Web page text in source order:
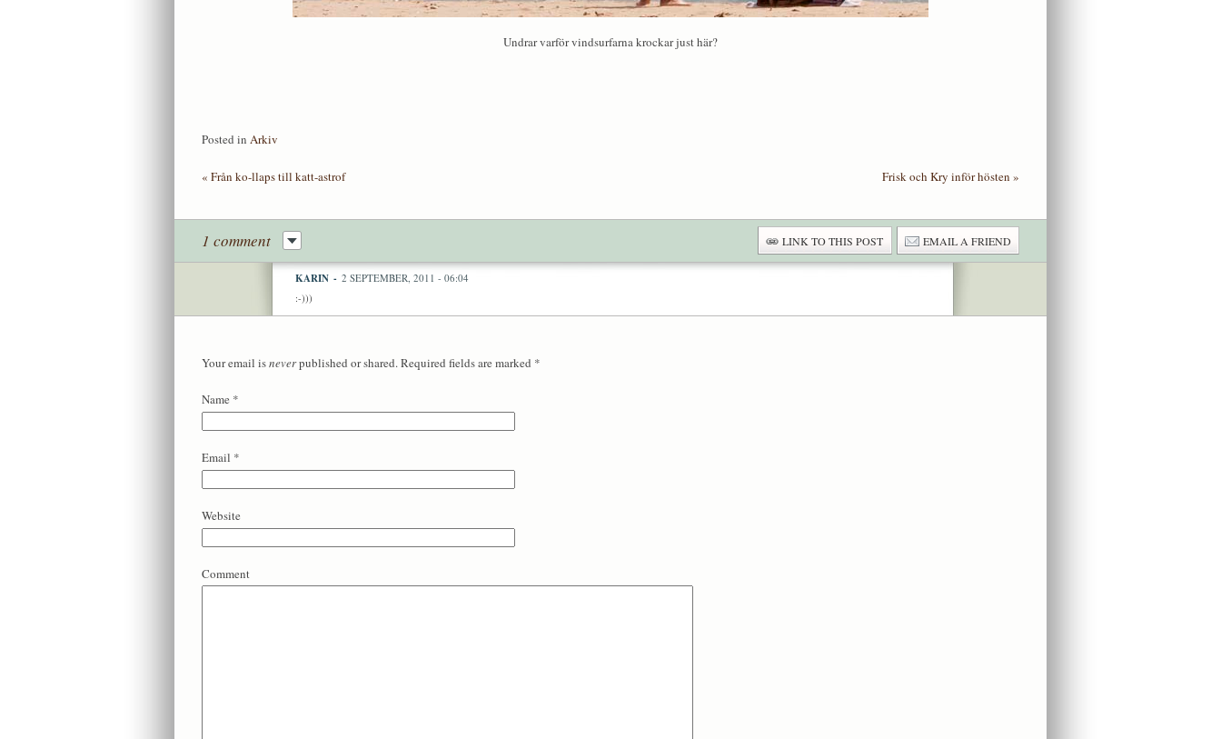
Undrar varför vindsurfarna krockar just här?
Posted in Arkiv
« Från ko-llaps till katt-astrof Frisk och Kry inför hösten »
1 comment LINK TO THIS POST EMAIL A FRIEND
KARIN - 2 SEPTEMBER, 2011 - 06:04
:-)))
Your email isneverpublished or shared. Required fields are marked *
Name *
Email *
Website
Comment